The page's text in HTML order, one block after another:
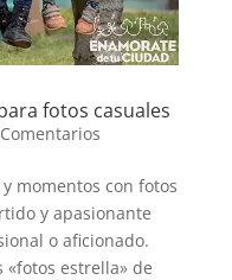
fotos casuales
momentos con fotos
y apasionante
o aficionado.
«fotos estrella» de